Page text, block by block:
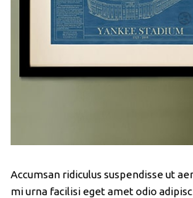
Accumsan ridiculus suspendisse ut
mi urna facilisi eget amet odio